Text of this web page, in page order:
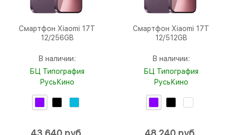
Смартфон Xiaomi 17T
12/256GB
В наличии:
БЦ Типография
РусьКино
Смартфон Xiaomi 17T
12/512GB
В наличии:
БЦ Типография
РусьКино